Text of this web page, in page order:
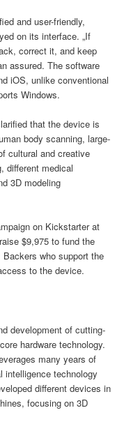
and user-friendly,
on its interface. „If
correct it, and keep
assured. The software
iOS, unlike conventional
Windows.
that the device is
body scanning, large-
cultural and creative
different medical
3D modeling
on Kickstarter at
$9,975 to fund the
who support the
to the device.
development of cutting-
hardware technology.
many years of
intelligence technology
different devices in
focusing on 3D